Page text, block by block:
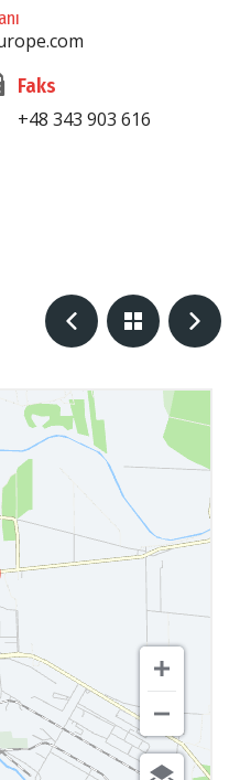
Faks
+48 343 903 616